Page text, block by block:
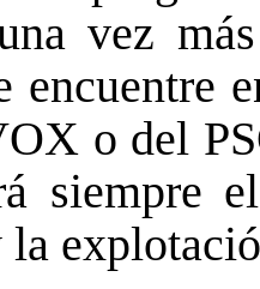
vez
encuentre
o del
siempre